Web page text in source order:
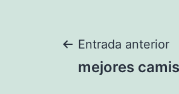
Entrada anterior
mejores